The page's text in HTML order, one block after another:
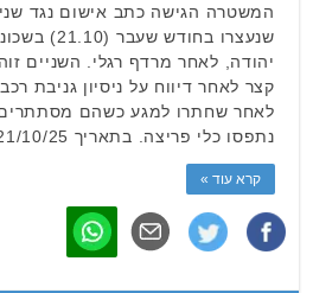
המשטרה הגישה כתב אישום נגד
שנעצרו בחודש
יהודה, לאחר מרדף רגלי. השניים
קצר לאחר דיווח על ניסיון גניבת
לאחר שחתרו למגע כשהם
נתפסו כלי פריצה. בתאריך 21/10/25 …
קרא עוד »